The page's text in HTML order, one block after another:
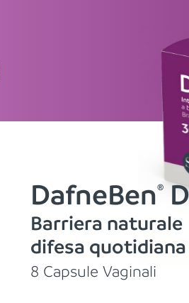
DafneBen®
Barriera naturale
difesa quotidiana
8 Capsule Vaginali